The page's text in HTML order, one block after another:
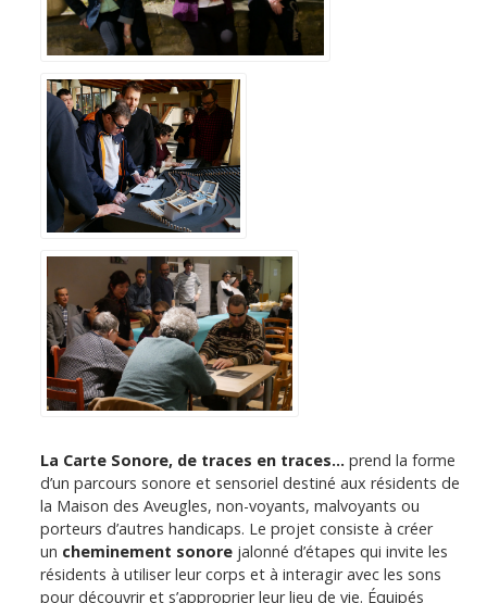
La Carte Sonore, de traces en traces... prend la forme
d’un parcours sonore et sensoriel destiné aux résidents de
la Maison des Aveugles, non-voyants, malvoyants ou
porteurs d’autres handicaps. Le projet consiste à créer
un cheminement sonore jalonné d’étapes qui invite les
résidents à utiliser leur corps et à interagir avec les sons
pour découvrir et s’approprier leur lieu de vie. Équipés